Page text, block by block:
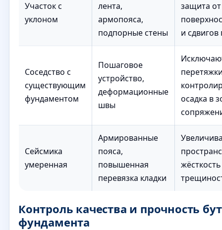
Участок с
уклоном
лента,
армопояса,
подпорные стены
защита от
и сдвигов
Соседство с
существующим
фундаментом
Пошаговое
устройство,
деформационные
швы
осадка в
Сейсмика
умеренная
Армированные
пояса,
повышенная
перевязка кладки
Контроль качества и прочность
фундамента